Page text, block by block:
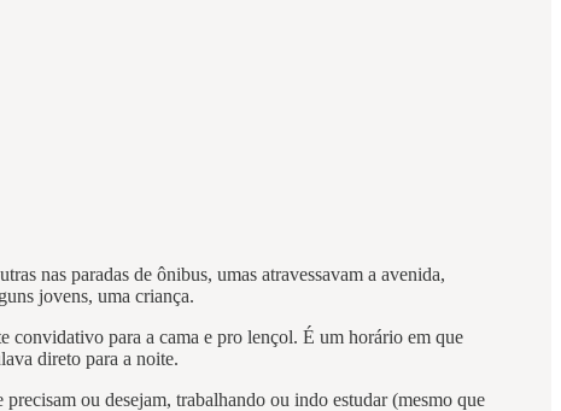
nas paradas de ônibus, umas atravessavam a avenida,
jovens, uma criança.
convidativo para a cama e pro lençol. É um horário em que
direto para a noite.
ou desejam, trabalhando ou indo estudar (mesmo que